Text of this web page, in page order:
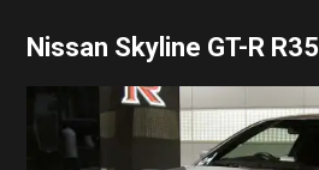
Nissan Skyline GT-R R35